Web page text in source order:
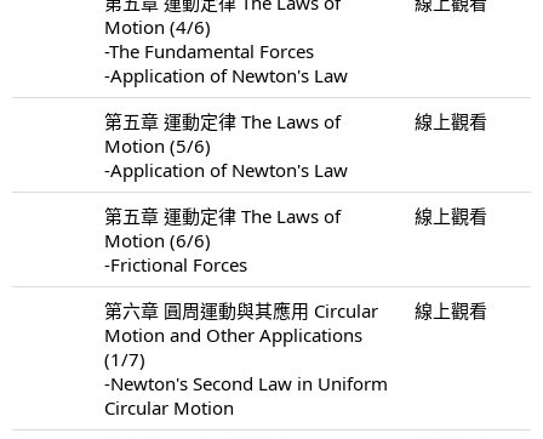
Motion (4/6)
-The Fundamental Forces
-Application of Newton's Law
第五章 運動定律 The Laws of
Motion (5/6)
-Application of Newton's Law
線上觀看
第五章 運動定律 The Laws of
Motion (6/6)
-Frictional Forces
線上觀看
第六章 圓周運動與其應用 Circular
Motion and Other Applications
(1/7)
-Newton's Second Law in Uniform
Circular Motion
線上觀看